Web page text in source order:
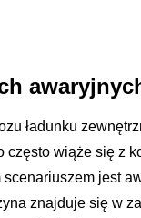
ładunku
często wiąże się z
jest
znajduje się w